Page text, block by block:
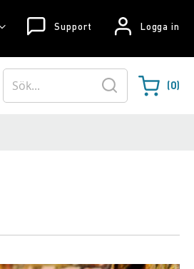
Logga in
Support
Varukorgen
0
Sök